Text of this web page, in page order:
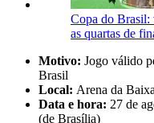
Copa do Brasil:
as quartas de
Motivo: Jogo válido
Brasil
Local: Arena da
Data e hora: 27 de
(de Brasília)